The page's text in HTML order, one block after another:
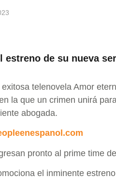
estreno de su nueva
telenovela Amor
la que un crimen unirá
abogada.
pronto al prime time
el inminente